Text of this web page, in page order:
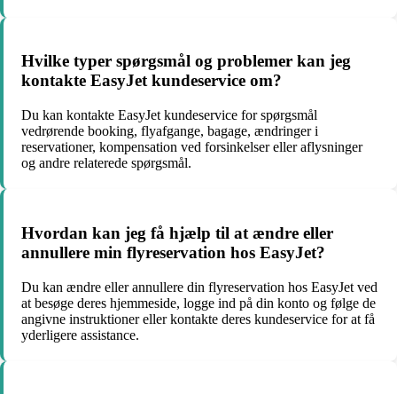
Hvilke typer spørgsmål og problemer kan jeg
kontakte EasyJet kundeservice om?
Du kan kontakte EasyJet kundeservice for spørgsmål
vedrørende booking, flyafgange, bagage, ændringer i
reservationer, kompensation ved forsinkelser eller aflysninger
og andre relaterede spørgsmål.
Hvordan kan jeg få hjælp til at ændre eller
annullere min flyreservation hos EasyJet?
Du kan ændre eller annullere din flyreservation hos EasyJet ved
at besøge deres hjemmeside, logge ind på din konto og følge de
angivne instruktioner eller kontakte deres kundeservice for at få
yderligere assistance.